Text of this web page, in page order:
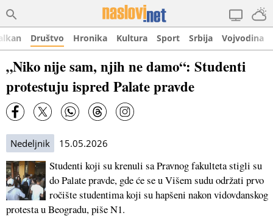
Društvo Hronika Kultura Sport Srbija Vojvodina
„Niko nije sam, njih ne damo“: Studenti
protestuju ispred Palate pravde
Nedeljnik 15.05.2026
Studenti koji su krenuli sa Pravnog fakulteta stigli su
do Palate pravde, gde će se u Višem sudu održati prvo
ročište studentima koji su hapšeni nakon vidovdanskog
protesta u Beogradu, piše N1.